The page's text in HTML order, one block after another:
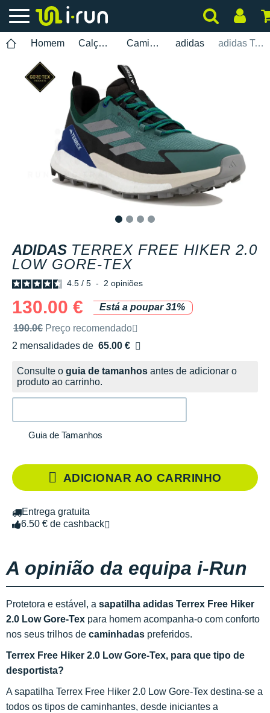
Homem Calçados Caminhada adidas adidas Terrex Free Hiker 2.0 Low Gore-Tex
ADIDAS TERREX FREE HIKER 2.0
LOW GORE-TEX
4.5 / 5 - 2 opiniões
130.00 €
Está a poupar 31%
Preço de venda recomendado pela marca
190.0€ Preço recomendado
2 mensalidades de 65.00 €
sem custos
Consulte o guia de tamanhos antes de adicionar o
produto ao carrinho.
Guia de Tamanhos
ADICIONAR AO CARRINHO
Entrega gratuita
6.50 € de cashback
A opinião da equipa i-Run
Protetora e estável, a sapatilha adidas Terrex Free Hiker
2.0 Low Gore-Tex para homem acompanha-o com conforto
nos seus trilhos de caminhadas preferidos.
Terrex Free Hiker 2.0 Low Gore-Tex, para que tipo de
desportista?
A sapatilha Terrex Free Hiker 2.0 Low Gore-Tex destina-se a
todos os tipos de caminhantes, desde iniciantes a